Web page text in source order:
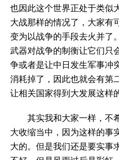
也因此这个世界正处于类似
大战那样的情况了，大家有
变为以战争的手段去火并了
武器对战争的制衡让它们只
争或者是让中日发生军事冲
消耗掉了，因此也就会有第
让相关国家得到大发展这样
其实我和大家一样，不
大收缩当中，因为这样的事
大的。但是我们还是要实事